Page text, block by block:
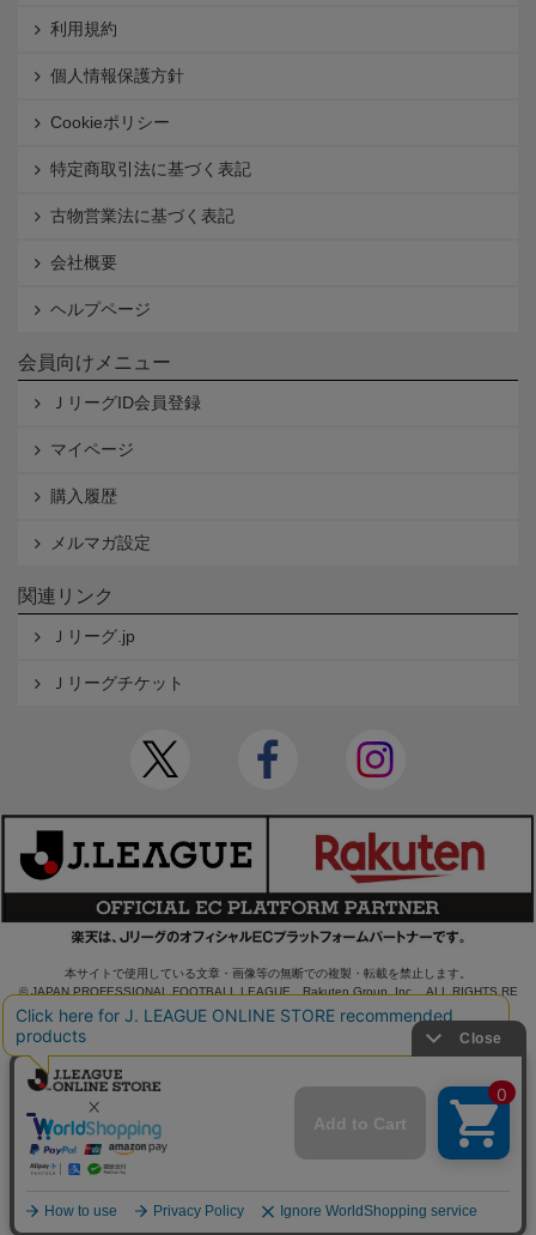
利用規約
個人情報保護方針
Cookieポリシー
特定商取引法に基づく表記
古物営業法に基づく表記
会社概要
ヘルプページ
会員向けメニュー
ＪリーグID会員登録
マイページ
購入履歴
メルマガ設定
関連リンク
Ｊリーグ.jp
Ｊリーグチケット
本サイトで使用している文章・画像等の無断での複製・転載を禁止します。
© JAPAN PROFESSIONAL FOOTBALL LEAGUE Rakuten Group, Inc. ALL RIGHTS RE
SERVED.